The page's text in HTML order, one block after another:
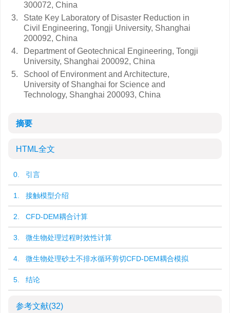
300072, China
3.
State Key Laboratory of Disaster Reduction in
Civil Engineering, Tongji University, Shanghai
200092, China
4.
Department of Geotechnical Engineering, Tongji
University, Shanghai 200092, China
5.
School of Environment and Architecture,
University of Shanghai for Science and
Technology, Shanghai 200093, China
摘要
HTML全文
0. 引言
1. 接触模型介绍
2. CFD-DEM耦合计算
3. 微生物处理过程时效性计算
4. 微生物处理砂土不排水循环剪切CFD-DEM耦合模拟
5. 结论
参考文献(32)